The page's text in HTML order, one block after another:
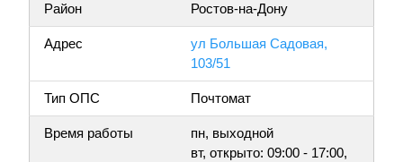
Район Ростов-на-Дону
Адрес
ул Большая Садовая,
103/51
Тип ОПС Почтомат
Время работы
пн, выходной
вт, открыто: 09:00 - 17:00,